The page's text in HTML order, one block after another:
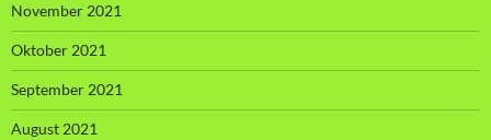
November 2021
Oktober 2021
September 2021
August 2021